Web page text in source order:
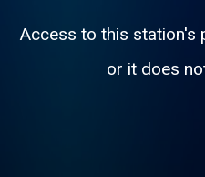
Access to this station's
or it does